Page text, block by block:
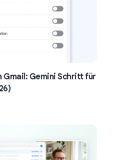
Gmail: Gemini Schritt für